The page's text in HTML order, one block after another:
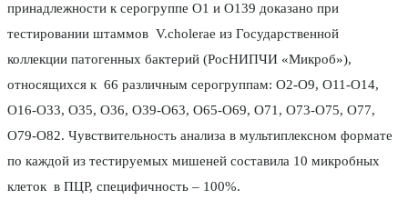
принадлежности к серогруппе О1 и О139 доказано при
тестировании штаммов V.cholerae из Государственной
коллекции патогенных бактерий (РосНИПЧИ «Микроб»),
относящихся к 66 различным серогруппам: O2-O9, O11-O14,
O16-O33, O35, O36, O39-O63, O65-O69, O71, O73-О75, O77,
O79-O82. Чувствительность анализа в мультиплексном формате
по каждой из тестируемых мишеней составила 10 микробных
клеток в ПЦР, специфичность – 100%.